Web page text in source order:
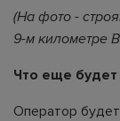
(На фото -
9-м километре
Что еще будет
Оператор